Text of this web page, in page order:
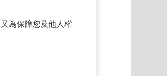
為保障您及他人權